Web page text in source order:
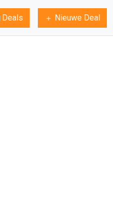
Deals Nieuwe Deal